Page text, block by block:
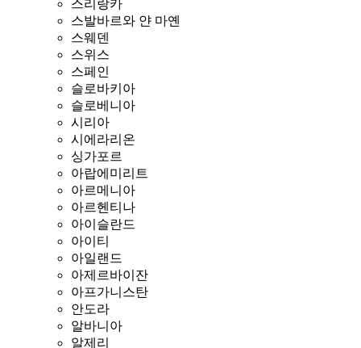
스리랑카
스발바르와 얀 마옌
스웨덴
스위스
스페인
슬로바키아
슬로베니아
시리아
시에라리온
싱가포르
아랍에미리트
아르메니아
아르헨티나
아이슬란드
아이티
아일랜드
아제르바이잔
아프가니스탄
안도라
알바니아
알제리